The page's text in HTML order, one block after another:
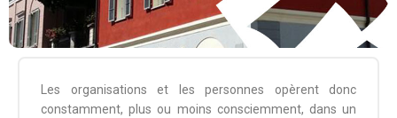
Les organisations et les personnes opèrent donc
constamment, plus ou moins consciemment, dans un